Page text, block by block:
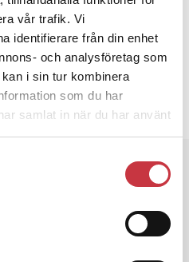
vår trafik. Vi
identifierare från din enhet
och analysföretag som
i sin tur kombinera
som du har
samlat in när du har använt
X E-post
höjs med 2 300